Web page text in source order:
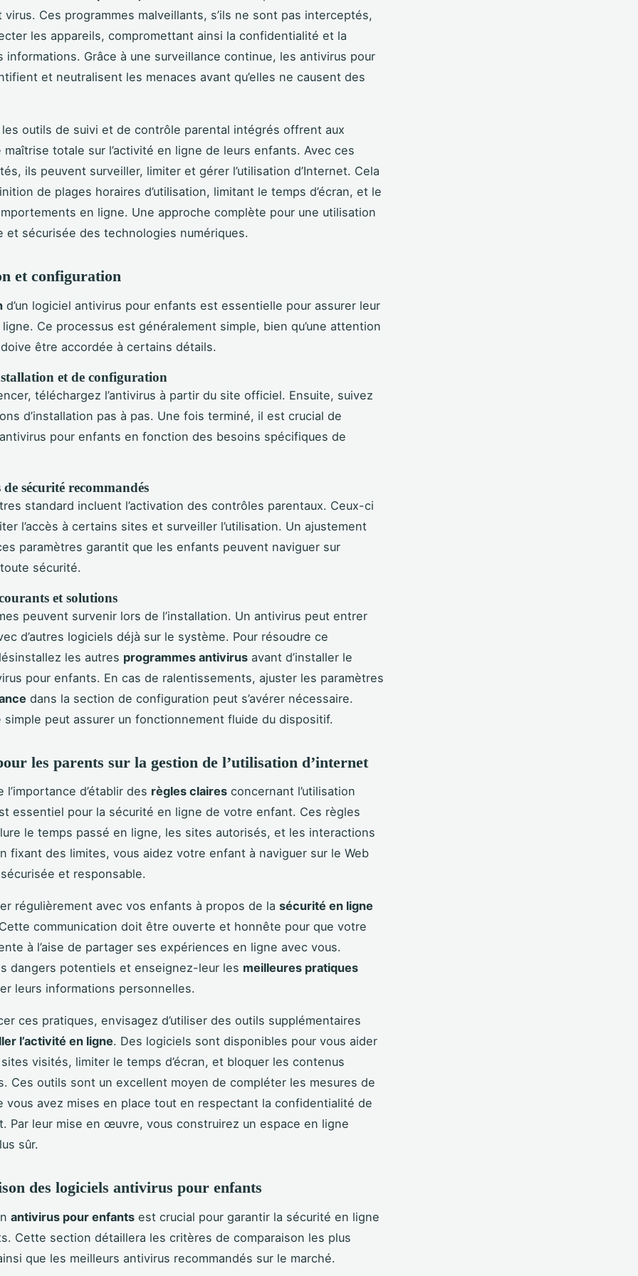
virus. Ces programmes malveillants, s’ils ne sont pas interceptés,
les appareils, compromettant ainsi la confidentialité et la
informations. Grâce à une surveillance continue, les antivirus pour
et neutralisent les menaces avant qu’elles ne causent des
les outils de suivi et de contrôle parental intégrés offrent aux
maîtrise totale sur l’activité en ligne de leurs enfants. Avec ces
ils peuvent surveiller, limiter et gérer l’utilisation d’Internet. Cela
de plages horaires d’utilisation, limitant le temps d’écran, et le
en ligne. Une approche complète pour une utilisation
et sécurisée des technologies numériques.
et configuration
d’un logiciel antivirus pour enfants est essentielle pour assurer leur
Ce processus est généralement simple, bien qu’une attention
être accordée à certains détails.
et de configuration
téléchargez l’antivirus à partir du site officiel. Ensuite, suivez
d’installation pas à pas. Une fois terminé, il est crucial de
pour enfants en fonction des besoins spécifiques de
sécurité recommandés
standard incluent l’activation des contrôles parentaux. Ceux-ci
l’accès à certains sites et surveiller l’utilisation. Un ajustement
paramètres garantit que les enfants peuvent naviguer sur
sécurité.
et solutions
peuvent survenir lors de l’installation. Un antivirus peut entrer
d’autres logiciels déjà sur le système. Pour résoudre ce
les autres programmes antivirus avant d’installer le
pour enfants. En cas de ralentissements, ajuster les paramètres
dans la section de configuration peut s’avérer nécessaire.
simple peut assurer un fonctionnement fluide du dispositif.
les parents sur la gestion de l’utilisation d’internet
l’importance d’établir des règles claires concernant l’utilisation
essentiel pour la sécurité en ligne de votre enfant. Ces règles
le temps passé en ligne, les sites autorisés, et les interactions
fixant des limites, vous aidez votre enfant à naviguer sur le Web
et responsable.
régulièrement avec vos enfants à propos de la sécurité en ligne
communication doit être ouverte et honnête pour que votre
à l’aise de partager ses expériences en ligne avec vous.
dangers potentiels et enseignez-leur les meilleures pratiques
leurs informations personnelles.
ces pratiques, envisagez d’utiliser des outils supplémentaires
l’activité en ligne. Des logiciels sont disponibles pour vous aider
visités, limiter le temps d’écran, et bloquer les contenus
Ces outils sont un excellent moyen de compléter les mesures de
vous avez mises en place tout en respectant la confidentialité de
Par leur mise en œuvre, vous construirez un espace en ligne
sûr.
des logiciels antivirus pour enfants
antivirus pour enfants est crucial pour garantir la sécurité en ligne
Cette section détaillera les critères de comparaison les plus
que les meilleurs antivirus recommandés sur le marché.